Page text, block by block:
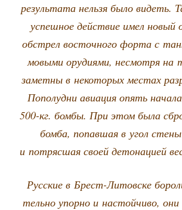
резуль­та­та нель­зя было видеть.
успеш­ное дей­ствие имел
обстрел восточ­но­го фор­та с
мо­вы­ми ору­ди­я­ми, несмот­ря на
замет­ны в неко­то­рых местах
Попо­лу­дни авиа­ция опять
500-кг. бом­бы. При этом была
бом­ба, попав­шая в угол
и потряс­шая сво­ей дето­на­ци­ей
Рус­ские в Брест-Литов­ске
тель­но упор­но и настой­чи­во,